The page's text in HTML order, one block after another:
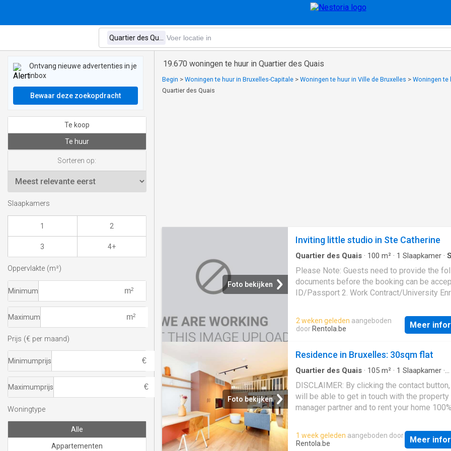
19.670 woningen te huur in Quartier des Quais
Begin > Woningen te huur in Bruxelles-Capitale > Woningen te huur in Ville de Bruxelles > Woningen te
Quartier des Quais
Foto bekijken
Inviting little studio in Ste Catherine
Quartier des Quais · 100 m² · 1 Slaapkamer ·
Please Note: Guests need to provide the
documents before the booking can be
ID/Passport 2. Work Contract/University
Guarantee. The deposit and the admin fee
paid in advance. The admin fee is non
case of cancellation. For all properties in
expenses, estimated around 80 euros. Rental
period for this listing is between 3 - 24
2 weken geleden aangeboden
door Rentola.be Meer
Foto bekijken
Residence in Bruxelles: 30sqm flat
Quartier des Quais · 105 m² · 1 Slaapkamer ·
DISCLAIMER: By clicking the contact
will be able to get in touch with the property
manager partner and to rent your home 100%
your private apartment within the
from 1240€/month Some essential
1 week geleden aangeboden door
Rentola.be
Meer
Ontvang nieuwe advertenties in je
inbox
Bewaar deze zoekopdracht
Te koop
Te huur
Sorteren op:
Slaapkamers
1 2
3 4+
Oppervlakte (m²)
Minimum
Maximum
Prijs (€ per maand)
Minimumprijs
Maximumprijs
Woningtype
Alle
Appartementen